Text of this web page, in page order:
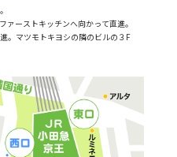
ァーストキッチンへ向かって直進。
。マツモトキヨシの隣のビルの３F